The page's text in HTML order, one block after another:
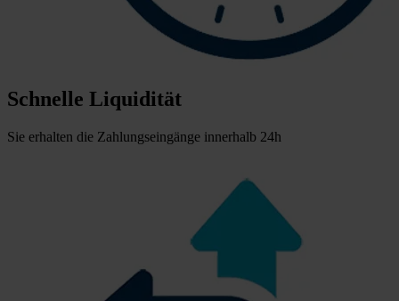
Schnelle Liquidität
Sie erhalten die Zahlungseingänge innerhalb 24h